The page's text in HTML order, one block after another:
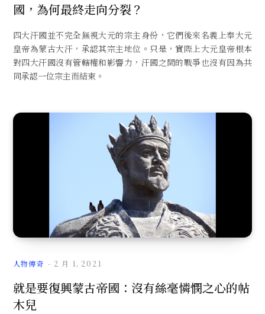
章
國，為何最終走向分裂？
四大汗國並不完全無視大元的宗主身份，它們後來名義上奉大元
皇帝為蒙古大汗，承認其宗主地位。只是，實際上大元皇帝根本
對四大汗國沒有管轄權和影響力，汗國之間的戰爭也沒有因為共
同承認一位宗主而結束。
人物傳奇 2 月 1, 2021
就是要復興蒙古帝國：沒有絲毫憐憫之心的帖
木兒